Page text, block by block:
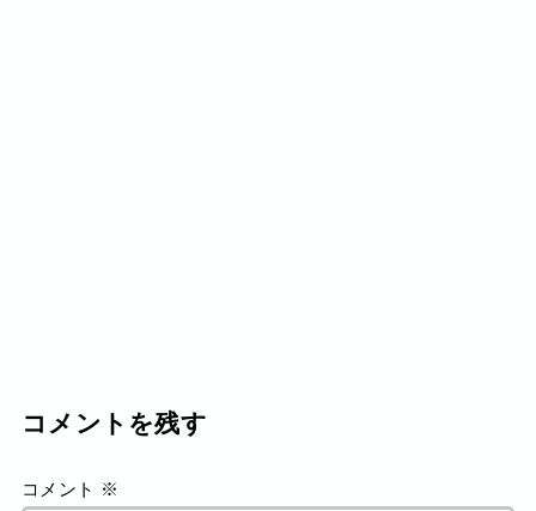
コメントを残す
コメント ※